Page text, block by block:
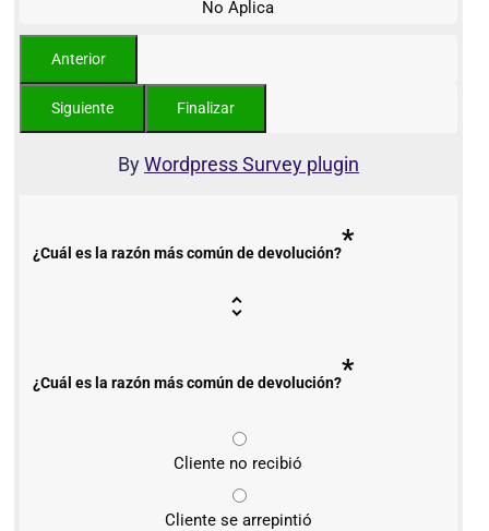
No Aplica
ByWordpress Survey plugin
¿Cuál es la razón más común de devolución?*
¿Cuál es la razón más común de devolución?*
Cliente no recibió
Cliente se arrepintió